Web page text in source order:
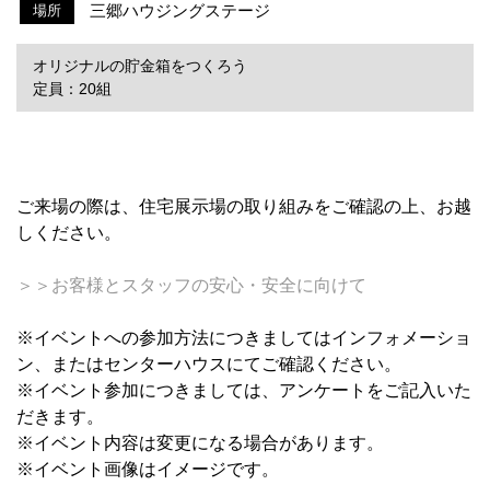
場所 三郷ハウジングステージ
オリジナルの貯金箱をつくろう
定員：20組
ご来場の際は、住宅展示場の取り組みをご確認の上、お越
しください。
＞＞お客様とスタッフの安心・安全に向けて
※イベントへの参加方法につきましてはインフォメーショ
ン、またはセンターハウスにてご確認ください。
※イベント参加につきましては、アンケートをご記入いた
だきます。
※イベント内容は変更になる場合があります。
※イベント画像はイメージです。